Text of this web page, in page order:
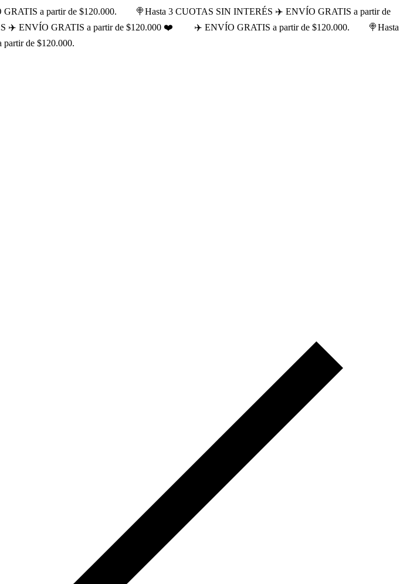
a partir de $120.000.
🍭Hasta 3 CUOTAS SIN INTERÉS ✈️ ENVÍO GRATIS a partir de
✈️ ENVÍO GRATIS a partir de $120.000 ❤️ ✈️ ENVÍO GRATIS a partir de $120.000.
🍭Hasta
de $120.000.